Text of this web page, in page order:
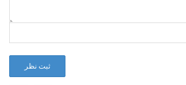
ثبت نظر